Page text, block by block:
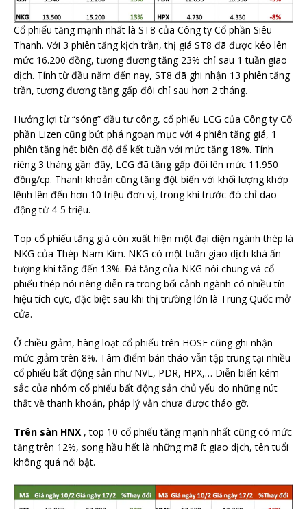
Cổ phiếu tăng mạnh nhất là ST8 của Công ty Cổ phần Siêu
Thanh. Với 3 phiên tăng kịch trần, thị giá ST8 đã được kéo lên
mức 16.200 đồng, tương đương tăng 23% chỉ sau 1 tuần giao
dịch. Tính từ đầu năm đến nay, ST8 đã ghi nhận 13 phiên tăng
trần, tương đương tăng gấp đôi chỉ sau hơn 2 tháng.
Hưởng lợi từ “sóng” đầu tư công, cổ phiếu LCG của Công ty Cổ
phần Lizen cũng bứt phá ngoạn mục với 4 phiên tăng giá, 1
phiên tăng hết biên độ để kết tuần với mức tăng 18%. Tính
riêng 3 tháng gần đây, LCG đã tăng gấp đôi lên mức 11.950
đồng/cp. Thanh khoản cũng tăng đột biến với khối lượng khớp
lệnh lên đến hơn 10 triệu đơn vị, trong khi trước đó chỉ dao
động từ 4-5 triệu.
Top cổ phiếu tăng giá còn xuất hiện một đại diện ngành thép là
NKG của Thép Nam Kim. NKG có một tuần giao dịch khá ấn
tượng khi tăng đến 13%. Đà tăng của NKG nói chung và cổ
phiếu thép nói riêng diễn ra trong bối cảnh ngành có nhiều tín
hiệu tích cực, đặc biệt sau khi thị trường lớn là Trung Quốc mở
cửa.
Ở chiều giảm, hàng loạt cổ phiếu trên HOSE cũng ghi nhận
mức giảm trên 8%. Tâm điểm bán tháo vẫn tập trung tại nhiều
cổ phiếu bất động sản như NVL, PDR, HPX,… Diễn biến kém
sắc của nhóm cổ phiếu bất động sản chủ yếu do những nút
thắt về thanh khoản, pháp lý vẫn chưa được tháo gỡ.
Trên sàn HNX , top 10 cổ phiếu tăng mạnh nhất cũng có mức
tăng trên 12%, song hầu hết là những mã ít giao dịch, tên tuổi
không quá nổi bật.